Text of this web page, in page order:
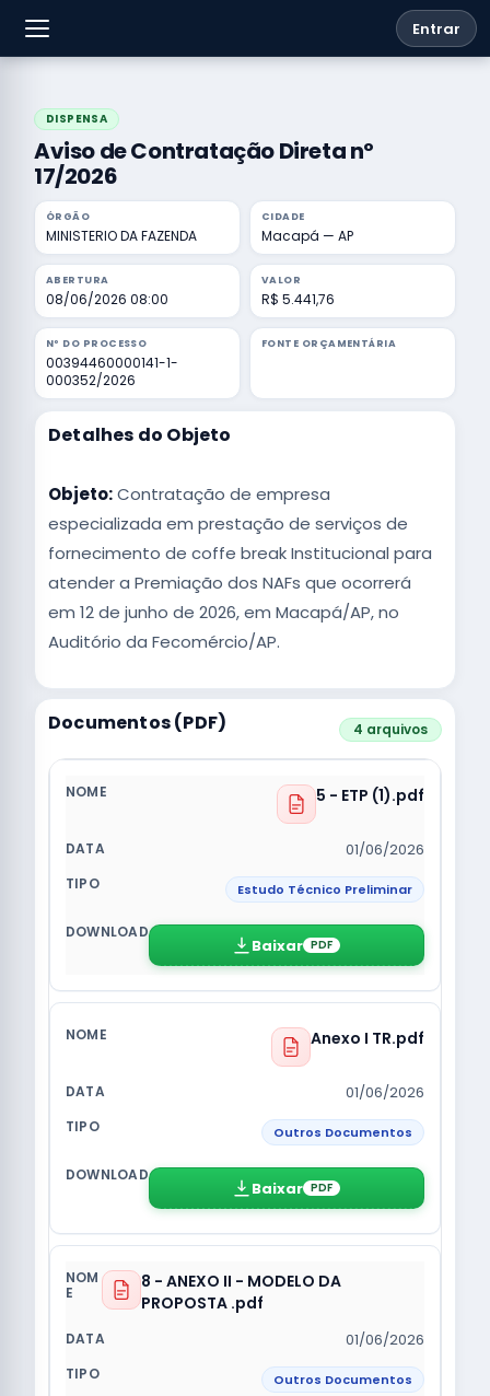
Entrar
DISPENSA
Aviso de Contratação Direta nº
17/2026
ÓRGÃO
MINISTERIO DA FAZENDA
CIDADE
Macapá — AP
ABERTURA
08/06/2026 08:00
VALOR
R$ 5.441,76
Nº DO PROCESSO
00394460000141-1-
000352/2026
FONTE ORÇAMENTÁRIA
Detalhes do Objeto
Objeto:Contratação de empresa
especializada em prestação de serviços de
fornecimento de coffe break Institucional para
atender a Premiação dos NAFs que ocorrerá
em 12 de junho de 2026, em Macapá/AP, no
Auditório da Fecomércio/AP.
Documentos (PDF) 4 arquivos
5 - ETP (1).pdf
01/06/2026
Estudo Técnico Preliminar
Baixar PDF
Anexo I TR.pdf
01/06/2026
Outros Documentos
Baixar PDF
8 - ANEXO II - MODELO DA
PROPOSTA .pdf
01/06/2026
Outros Documentos